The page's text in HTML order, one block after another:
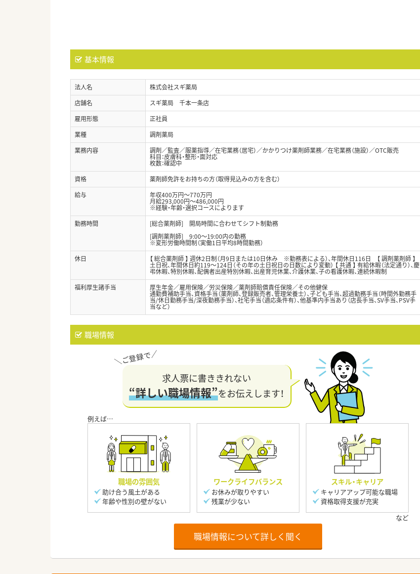
基本情報
法人名
株式会社スギ薬局
店舗名
スギ薬局 千本一条店
雇用形態
正社員
業種
調剤薬局
業務内容
調剤／監査／服薬指導／在宅業務（居宅）／かかりつけ薬剤師業務／在宅業務（施設）／OTC販売
科目：皮膚科・整形・面対応
枚数：確認中
資格
薬剤師免許をお持ちの方（取得見込みの方を含む）
給与
年収400万円～770万円
月給293,000円～486,000円
※経験・年齢・選択コースによります
勤務時間
[総合薬剤師] 開局時間に合わせてシフト制勤務
[調剤薬剤師] 9:00～19:00内の勤務
※変形労働時間制（実働1日平均8時間勤務）
休日
【 総合薬剤師 】 週休2日制（月9日または10日休み ※勤務表による）、年間休日116日 【 調剤薬剤師 】
土日祝、年間休日約119～124日（その年の土日祝日の日数により変動） 【 共通 】 有給休暇（法定通り）、慶
弔休暇、特別休暇、配偶者出産特別休暇、出産育児休業、介護休業、子の看護休暇、連続休暇制
福利厚生諸手当
厚生年金／雇用保険／労災保険／薬剤師賠償責任保険／その他健保
通勤費補助手当、資格手当（薬剤師、登録販売者、管理栄養士）、子ども手当、超過勤務手当（時間外勤務手
当/休日勤務手当/深夜勤務手当）、社宅手当（適応条件有）、他基準内手当あり（店長手当、SV手当、PSV手
当など）
職場情報
求人票に書ききれない
“詳しい職場情報”をお伝えします！
職場の雰囲気
助け合う風土がある
年齢や性別の壁がない
ワークライフバランス
お休みが取りやすい
残業が少ない
スキル・キャリア
キャリアアップ可能な職場
資格取得支援が充実
職場情報について詳しく聞く